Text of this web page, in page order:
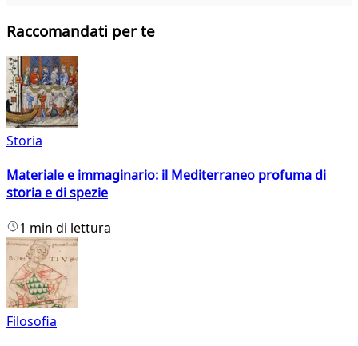
Raccomandati per te
Storia
Materiale e immaginario: il Mediterraneo profuma di
storia e di spezie
1 min di lettura
Filosofia